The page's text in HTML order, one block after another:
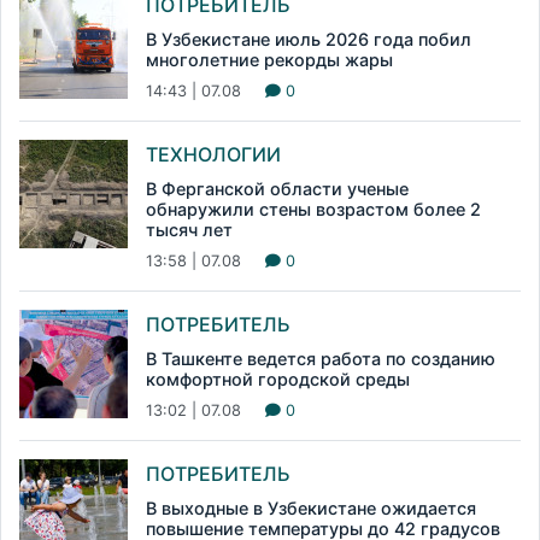
ПОТРЕБИТЕЛЬ
В Узбекистане июль 2026 года побил
многолетние рекорды жары
14:43 | 07.08 0
ТЕХНОЛОГИИ
В Ферганской области ученые
обнаружили стены возрастом более 2
тысяч лет
13:58 | 07.08 0
ПОТРЕБИТЕЛЬ
В Ташкенте ведется работа по созданию
комфортной городской среды
13:02 | 07.08 0
ПОТРЕБИТЕЛЬ
В выходные в Узбекистане ожидается
повышение температуры до 42 градусов